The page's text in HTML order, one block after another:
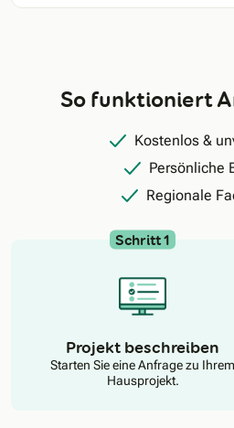
So funktioniert
Kostenlos &
Persönliche
Regionale
Schritt 1
Projekt beschreiben
Starten Sie eine Anfrage zu Ihrem
Hausprojekt.